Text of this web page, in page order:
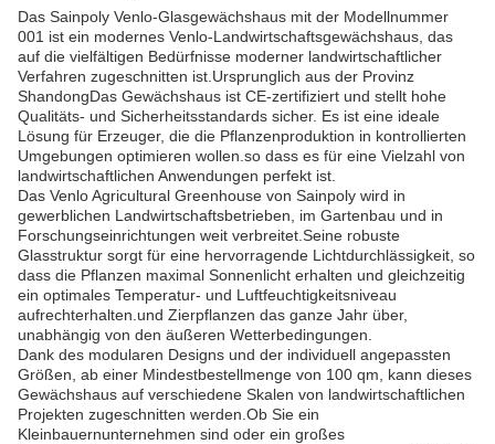
Das Sainpoly Venlo-Glasgewächshaus mit der Modellnummer
001 ist ein modernes Venlo-Landwirtschaftsgewächshaus, das
auf die vielfältigen Bedürfnisse moderner landwirtschaftlicher
Verfahren zugeschnitten ist.Ursprunglich aus der Provinz
ShandongDas Gewächshaus ist CE-zertifiziert und stellt hohe
Qualitäts- und Sicherheitsstandards sicher. Es ist eine ideale
Lösung für Erzeuger, die die Pflanzenproduktion in kontrollierten
Umgebungen optimieren wollen.so dass es für eine Vielzahl von
landwirtschaftlichen Anwendungen perfekt ist.
Das Venlo Agricultural Greenhouse von Sainpoly wird in
gewerblichen Landwirtschaftsbetrieben, im Gartenbau und in
Forschungseinrichtungen weit verbreitet.Seine robuste
Glasstruktur sorgt für eine hervorragende Lichtdurchlässigkeit, so
dass die Pflanzen maximal Sonnenlicht erhalten und gleichzeitig
ein optimales Temperatur- und Luftfeuchtigkeitsniveau
aufrechterhalten.und Zierpflanzen das ganze Jahr über,
unabhängig von den äußeren Wetterbedingungen.
Dank des modularen Designs und der individuell angepassten
Größen, ab einer Mindestbestellmenge von 100 qm, kann dieses
Gewächshaus auf verschiedene Skalen von landwirtschaftlichen
Projekten zugeschnitten werden.Ob Sie ein
Kleinbauernunternehmen sind oder ein großes